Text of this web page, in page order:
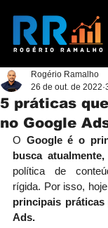
5 práticas
no Google
Rogério Ramalho
26 de out. de 2022
O Google é o
busca atualmente,
política de
rígida. Por isso,
principais
Ads.